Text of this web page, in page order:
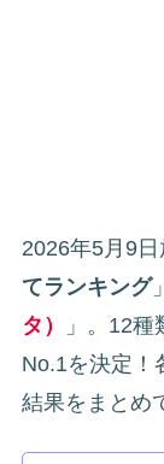
2026年5月9
てランキング
タ）
」。12
No.1を決定！
結果をまとめ